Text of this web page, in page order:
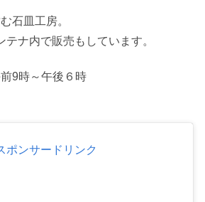
石皿工房。
テナ内で販売もしています。
9時～午後６時
ポンサードリンク